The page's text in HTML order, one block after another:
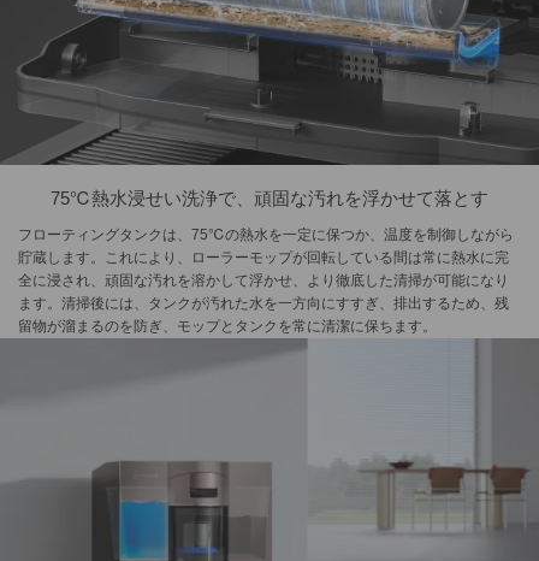
75℃熱水浸せい洗浄で、頑固な汚れを浮かせて落とす
フローティングタンクは、75℃の熱水を一定に保つか、温度を制御しながら
貯蔵します。これにより、ローラーモップが回転している間は常に熱水に完
全に浸され、頑固な汚れを溶かして浮かせ、より徹底した清掃が可能になり
ます。清掃後には、タンクが汚れた水を一方向にすすぎ、排出するため、残
留物が溜まるのを防ぎ、モップとタンクを常に清潔に保ちます。